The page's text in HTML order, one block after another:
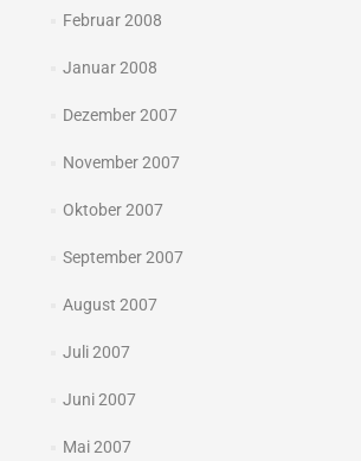
Februar 2008
Januar 2008
Dezember 2007
November 2007
Oktober 2007
September 2007
August 2007
Juli 2007
Juni 2007
Mai 2007